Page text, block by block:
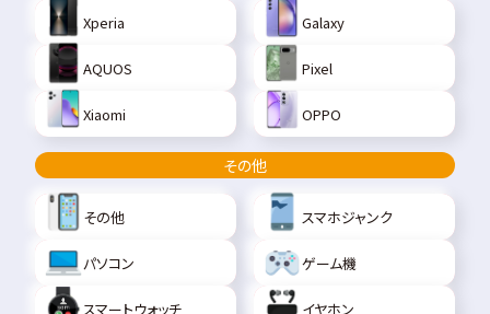
Xperia Galaxy
AQUOS Pixel
Xiaomi OPPO
その他
その他 スマホジャンク
パソコン ゲーム機
スマートウォッチ イヤホン